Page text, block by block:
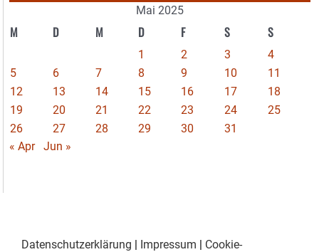
Mai 2025
M D M D F S S
1 2 3
4
5
6 7 8 9 10
11
12
13 14 15 16 17
18
19
20 21 22 23 24
25
26
27 28 29 30
31
« Apr
Jun »
Datenschutzerklärung | Impressum | Cookie-